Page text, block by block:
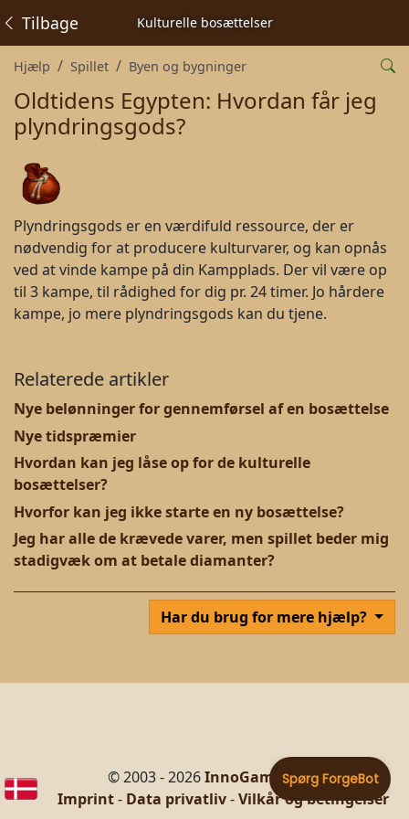
Kulturelle bosættelser
Tilbage
Hjælp Spillet Byen og bygninger
Oldtidens Egypten: Hvordan får jeg
plyndringsgods?
Plyndringsgods er en værdifuld ressource, der er
nødvendig for at producere kulturvarer, og kan opnås
ved at vinde kampe på din Kampplads. Der vil være op
til 3 kampe, til rådighed for dig pr. 24 timer. Jo hårdere
kampe, jo mere plyndringsgods kan du tjene.
Relaterede artikler
Nye belønninger for gennemførsel af en bosættelse
Nye tidspræmier
Hvordan kan jeg låse op for de kulturelle
bosættelser?
Hvorfor kan jeg ikke starte en ny bosættelse?
Jeg har alle de krævede varer, men spillet beder mig
stadigvæk om at betale diamanter?
Har du brug for mere hjælp?
© 2003 - 2026InnoGames GmbH
Imprint- Data privatliv-Vilkår og betingelser